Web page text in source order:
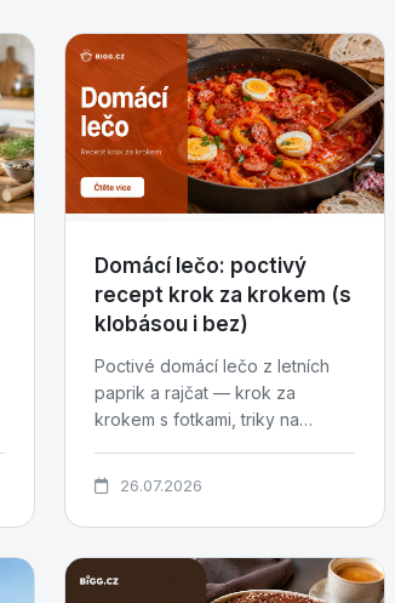
Domácí lečo: poctivý
recept krok za krokem (s
klobásou i bez)
Poctivé domácí lečo z letních
paprik a rajčat — krok za
krokem s fotkami, triky na
26.07.2026